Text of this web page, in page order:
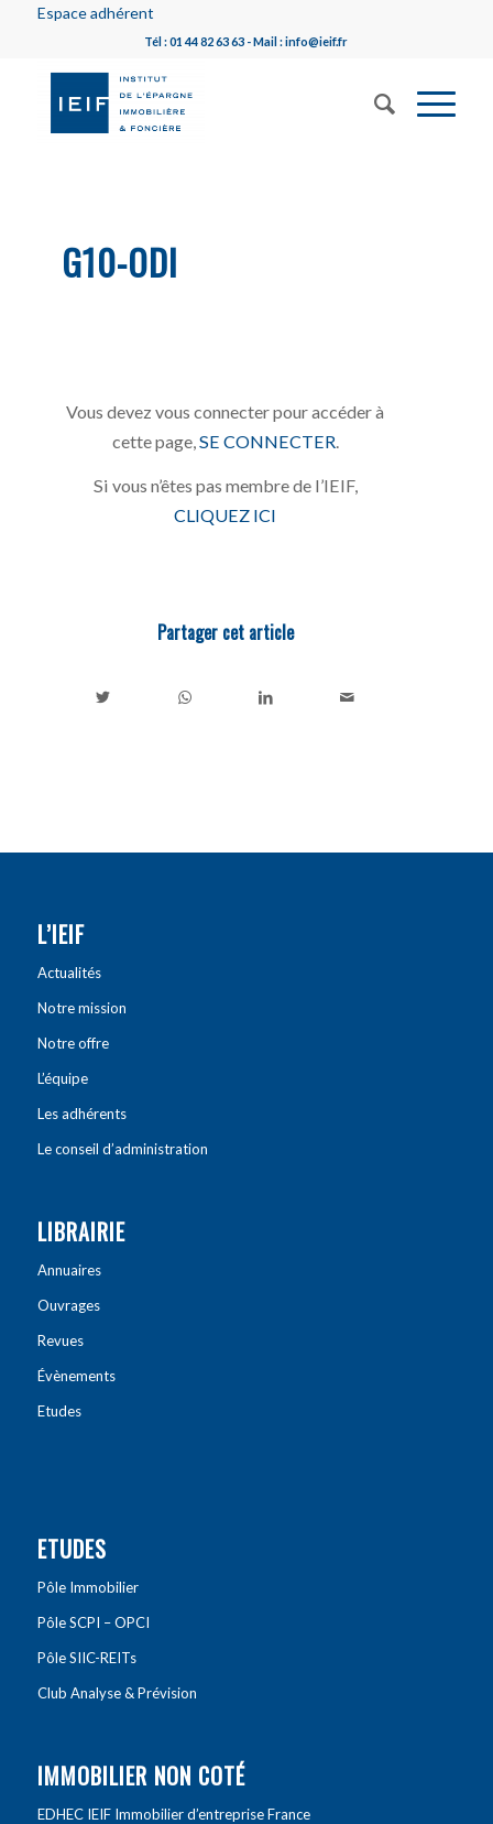
Espace adhérent
Tél : 01 44 82 63 63 - Mail : info@ieif.fr
G10-ODI
Vous devez vous connecter pour accéder à
cette page, SE CONNECTER
Si vous n’êtes pas membre de l’IEIF,
CLIQUEZ ICI
Partager cet article
L’IEIF
Actualités
Notre mission
Notre offre
L’équipe
Les adhérents
Le conseil d’administration
LIBRAIRIE
Annuaires
Ouvrages
Revues
Évènements
Etudes
ETUDES
Pôle Immobilier
Pôle SCPI – OPCI
Pôle SIIC-REITs
Club Analyse & Prévision
IMMOBILIER NON COTÉ
EDHEC IEIF Immobilier d’entreprise France